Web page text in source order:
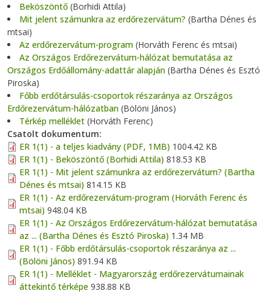
Beköszöntő (Borhidi Attila)
Mit jelent számunkra az erdőrezervátum? (Bartha Dénes és
mtsai)
Az erdőrezervátum-program (Horváth Ferenc és mtsai)
Az Országos Erdőrezervátum-hálózat bemutatása az
Országos Erdőállomány-adattár alapján (Bartha Dénes és Esztó
Piroska)
Főbb erdőtársulás-csoportok részaránya az Országos
Erdőrezervátum-hálózatban (Bölöni János)
Térkép melléklet (Horváth Ferenc)
Csatolt dokumentum
ER 1(1) - a teljes kiadvány (PDF, 1MB) 1004.42 KB
ER 1(1) - Beköszöntő (Borhidi Attila) 818.53 KB
ER 1(1) - Mit jelent számunkra az erdőrezervátum? (Bartha
Dénes és mtsai) 814.15 KB
ER 1(1) - Az erdőrezervátum-program (Horváth Ferenc és
mtsai) 948.04 KB
ER 1(1) - Az Országos Erdőrezervátum-hálózat bemutatása
az ... (Bartha Dénes és Esztó Piroska) 1.34 MB
ER 1(1) - Főbb erdőtársulás-csoportok részaránya az ...
(Bölöni János) 891.94 KB
ER 1(1) - Melléklet - Magyarország erdőrezervátumainak
áttekintő térképe 938.88 KB